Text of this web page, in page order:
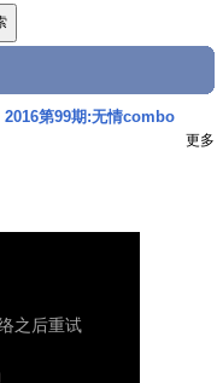
第99期:无情combo
更多